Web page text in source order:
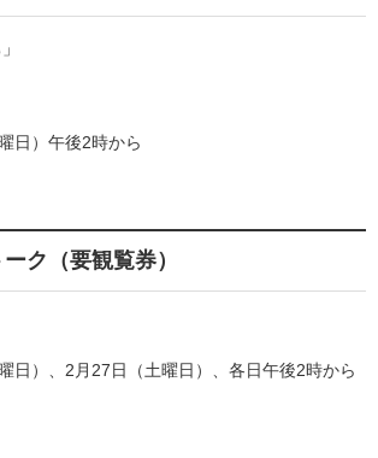
日）午後2時から
ク（要観覧券）
日）、2月27日（土曜日）、各日午後2時から